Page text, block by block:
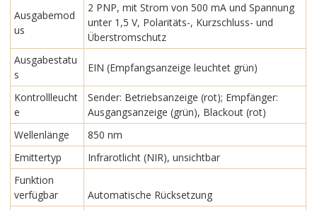
Ausgabemod
us
2 PNP, mit Strom von 500 mA und Spannung
unter 1,5 V, Polaritäts-, Kurzschluss- und
Überstromschutz
Ausgabestatu
s
EIN (Empfangsanzeige leuchtet grün)
Kontrollleucht
e
Sender: Betriebsanzeige (rot); Empfänger:
Ausgangsanzeige (grün), Blackout (rot)
Wellenlänge
850 nm
Emittertyp
Infrarotlicht (NIR), unsichtbar
Funktion
verfügbar
Automatische Rücksetzung